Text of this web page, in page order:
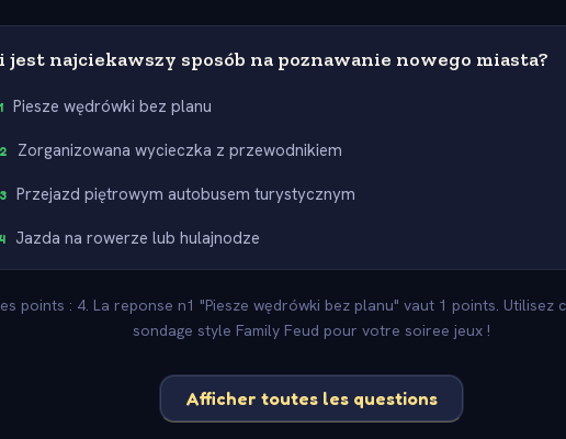
jest najciekawszy sposób na poznawanie nowego miasta?
1 Piesze wędrówki bez planu
2 Zorganizowana wycieczka z przewodnikiem
3 Przejazd piętrowym autobusem turystycznym
4 Jazda na rowerze lub hulajnodze
points : 4. La reponse n1 "Piesze wędrówki bez planu" vaut 1 points. Utilisez
sondage style Family Feud pour votre soiree jeux !
Afficher toutes les questions